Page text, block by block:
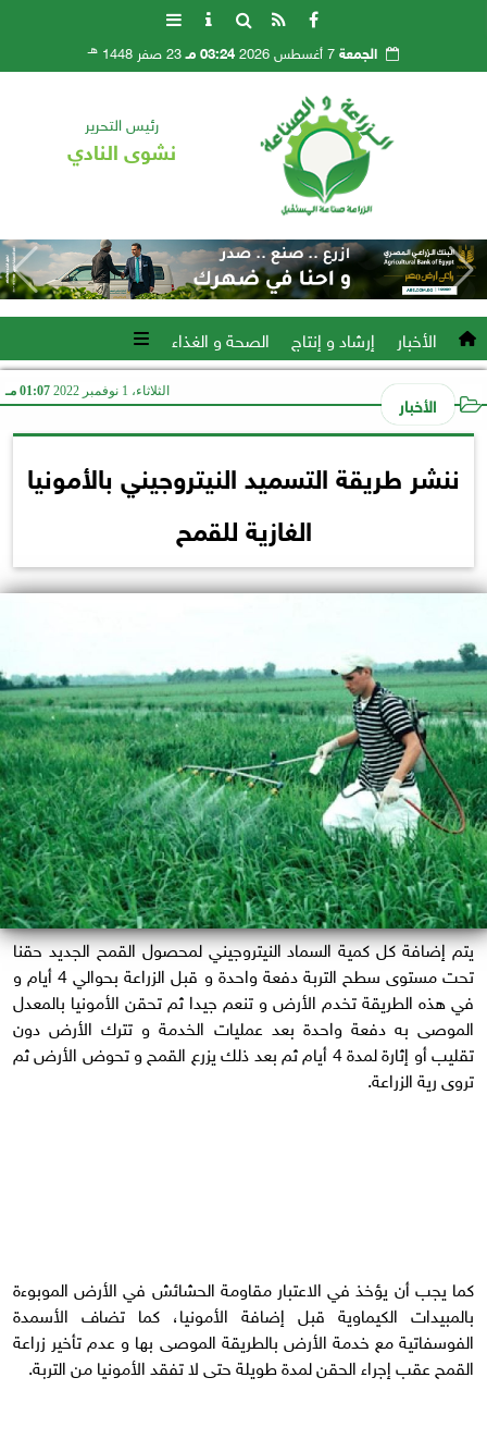
الجمعة 03:24 مـ 23 صفر 1448 هـ
رئيس التحرير
نشوى النادي
الأخبار إرشاد و إنتاج الصحة و الغذاء
الأخبار الثلاثاء، 1 نوفمبر 2022 01:07 مـ
ننشر طريقة التسميد النيتروجيني بالأمونيا
الغازية للقمح
يتم إضافة كل كمية السماد النيتروجيني لمحصول القمح الجديد حقنا
تحت مستوى سطح التربة دفعة واحدة و قبل الزراعة بحوالي 4 أيام و
في هذه الطريقة تخدم الأرض و تنعم جيدا ثم تحقن الأمونيا بالمعدل
الموصى به دفعة واحدة بعد عمليات الخدمة و تترك الأرض دون
تقليب أو إثارة لمدة 4 أيام ثم بعد ذلك يزرع القمح و تحوض الأرض ثم
تروى رية الزراعة.
كما يجب أن يؤخذ في الاعتبار مقاومة الحشائش في الأرض الموبوءة
بالمبيدات الكيماوية قبل إضافة الأمونيا، كما تضاف الأسمدة
الفوسفاتية مع خدمة الأرض بالطريقة الموصى بها و عدم تأخير زراعة
القمح عقب إجراء الحقن لمدة طويلة حتى لا تفقد الأمونيا من التربة.